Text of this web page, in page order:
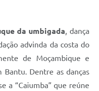
da umbigada, dança
advinda da costa do
de Moçambique e
Bantu. Dentre as danças
a “Caiumba” que reúne